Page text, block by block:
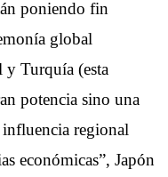
poniendo fin
global
y Turquía (esta
potencia sino una
influencia regional
económicas”, Japón